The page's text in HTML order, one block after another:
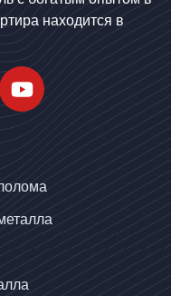
находится в
Bulgarian
Turkish
German
Korean